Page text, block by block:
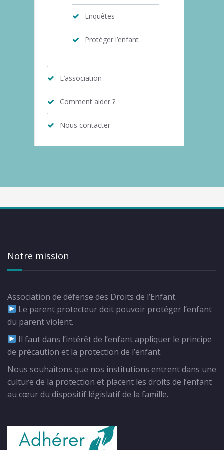
Enquêtes
Protéger l’enfant
L’association
Comment aider ?
Nous contacter
Notre mission
Association de défense des Droits de l’Enfant.
Le parent protecteur doit pouvoir protéger l’enfant
du parent violent.
Il faut dans l’intérêt de l’enfant appliquer le principe
de précaution et la protection de l’enfant.
Nous souhaitons que nos institutions entrent dans une
culture de la protection et placent les droits de l’enfant
au cœur du dispositif législatif de la famille.